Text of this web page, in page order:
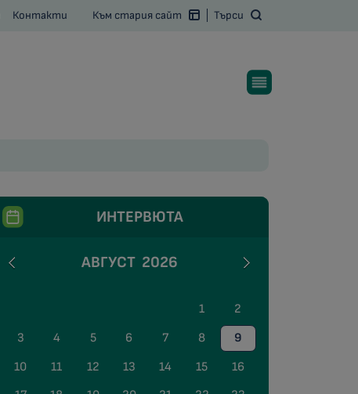
Контакти Към стария сайт Търси
ИНТЕРВЮТА
АВГУСТ 2026
1
2
3
4 5 6 7 8
9
10
11 12 13 14 15
16